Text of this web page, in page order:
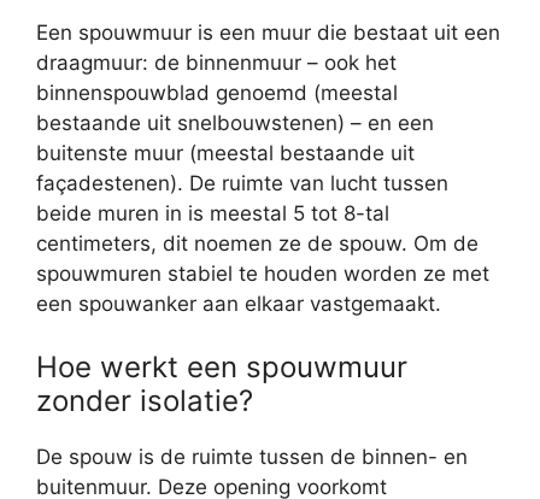
Een spouwmuur is een muur die bestaat uit een
draagmuur: de binnenmuur – ook het
binnenspouwblad genoemd (meestal
bestaande uit snelbouwstenen) – en een
buitenste muur (meestal bestaande uit
façadestenen). De ruimte van lucht tussen
beide muren in is meestal 5 tot 8-tal
centimeters, dit noemen ze de spouw. Om de
spouwmuren stabiel te houden worden ze met
een spouwanker aan elkaar vastgemaakt.
Hoe werkt een spouwmuur
zonder isolatie?
De spouw is de ruimte tussen de binnen- en
buitenmuur. Deze opening voorkomt